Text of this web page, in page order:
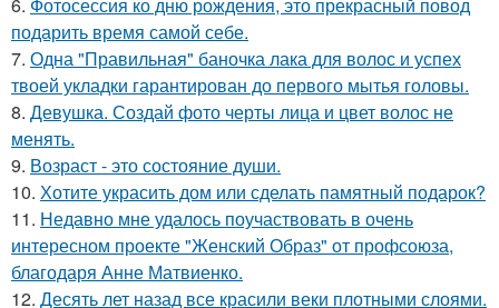
6. Фотосессия ко дню рождения, это прекрасный повод
подарить время самой себе.
7. Одна "Правильная" баночка лака для волос и успех
твоей укладки гарантирован до первого мытья головы.
8. Девушка. Создай фото черты лица и цвет волос не
менять.
9. Возраст - это состояние души.
10. Хотите украсить дом или сделать памятный подарок?
11. Недавно мне удалось поучаствовать в очень
интересном проекте "Женский Образ" от профсоюза,
благодаря Анне Матвиенко.
12. Десять лет назад все красили веки плотными слоями.